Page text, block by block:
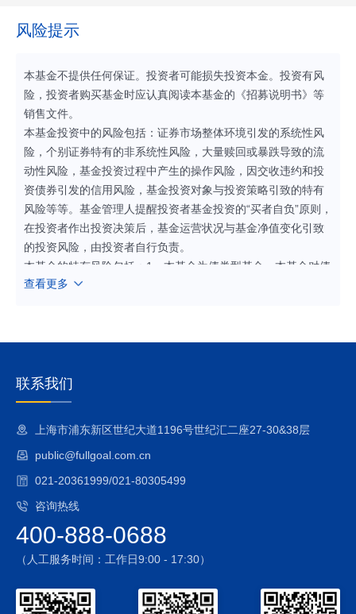
风险提示
本基金不提供任何保证。投资者可能损失投资本金。投资有风
险，投资者购买基金时应认真阅读本基金的《招募说明书》等
销售文件。
本基金投资中的风险包括：证券市场整体环境引发的系统性风
险，个别证券特有的非系统性风险，大量赎回或暴跌导致的流
动性风险，基金投资过程中产生的操作风险，因交收违约和投
资债券引发的信用风险，基金投资对象与投资策略引致的特有
风险等等。基金管理人提醒投资者基金投资的“买者自负”原则，
在投资者作出投资决策后，基金运营状况与基金净值变化引致
的投资风险，由投资者自行负责。
本基金的特有风险包括：1、本基金为债券型基金，本基金对债
券资产的投资比例不低于基金资产的80%，本基金对股票及存
的股票市场和债券市场的变化均会影响到基金业绩表现，基金
势，加强对市场、证券基本面的深入研究，持续优化组合配
置，以控制特定风险。
基金合同生效后，连续50个工作日出现基金份额持有人数量不
满200人或者基金资产净值低于5000万元情形的，基金合同终
止，不需召开基金份额持有人大会。故基金合同存在提前终止
3、资产支持证券投资风险
资产支持证券在国内市场尚处发展初期，具有低流动性、高收
益的特征，并存在一定的投资风险。
国债期货的投资可能面临市场风险、基差风险、流动性风险。
5、本基金可以投资于港股通标的股票，投资风险包括：
查看更多
联系我们
上海市浦东新区世纪大道1196号世纪汇二座27-30&38层
public@fullgoal.com.cn
021-20361999/021-80305499
咨询热线
400-888-0688
（人工服务时间：工作日9:00 - 17:30）